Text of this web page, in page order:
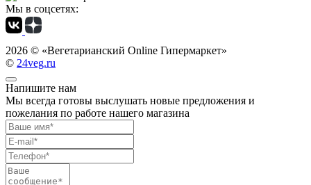
Мы в соцсетях:
2026 © «Вегетарианский Online Гипермаркет»
© 24veg.ru
Напишите нам
Мы всегда готовы выслушать новые предложения и
пожелания по работе нашего магазина